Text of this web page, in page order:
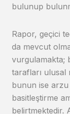
bulunup
Rapor, geçici
da mevcut
vurgulamakta;
tarafları ulusal
bunun ise arzu
basitleştirme
belirtmektedir.